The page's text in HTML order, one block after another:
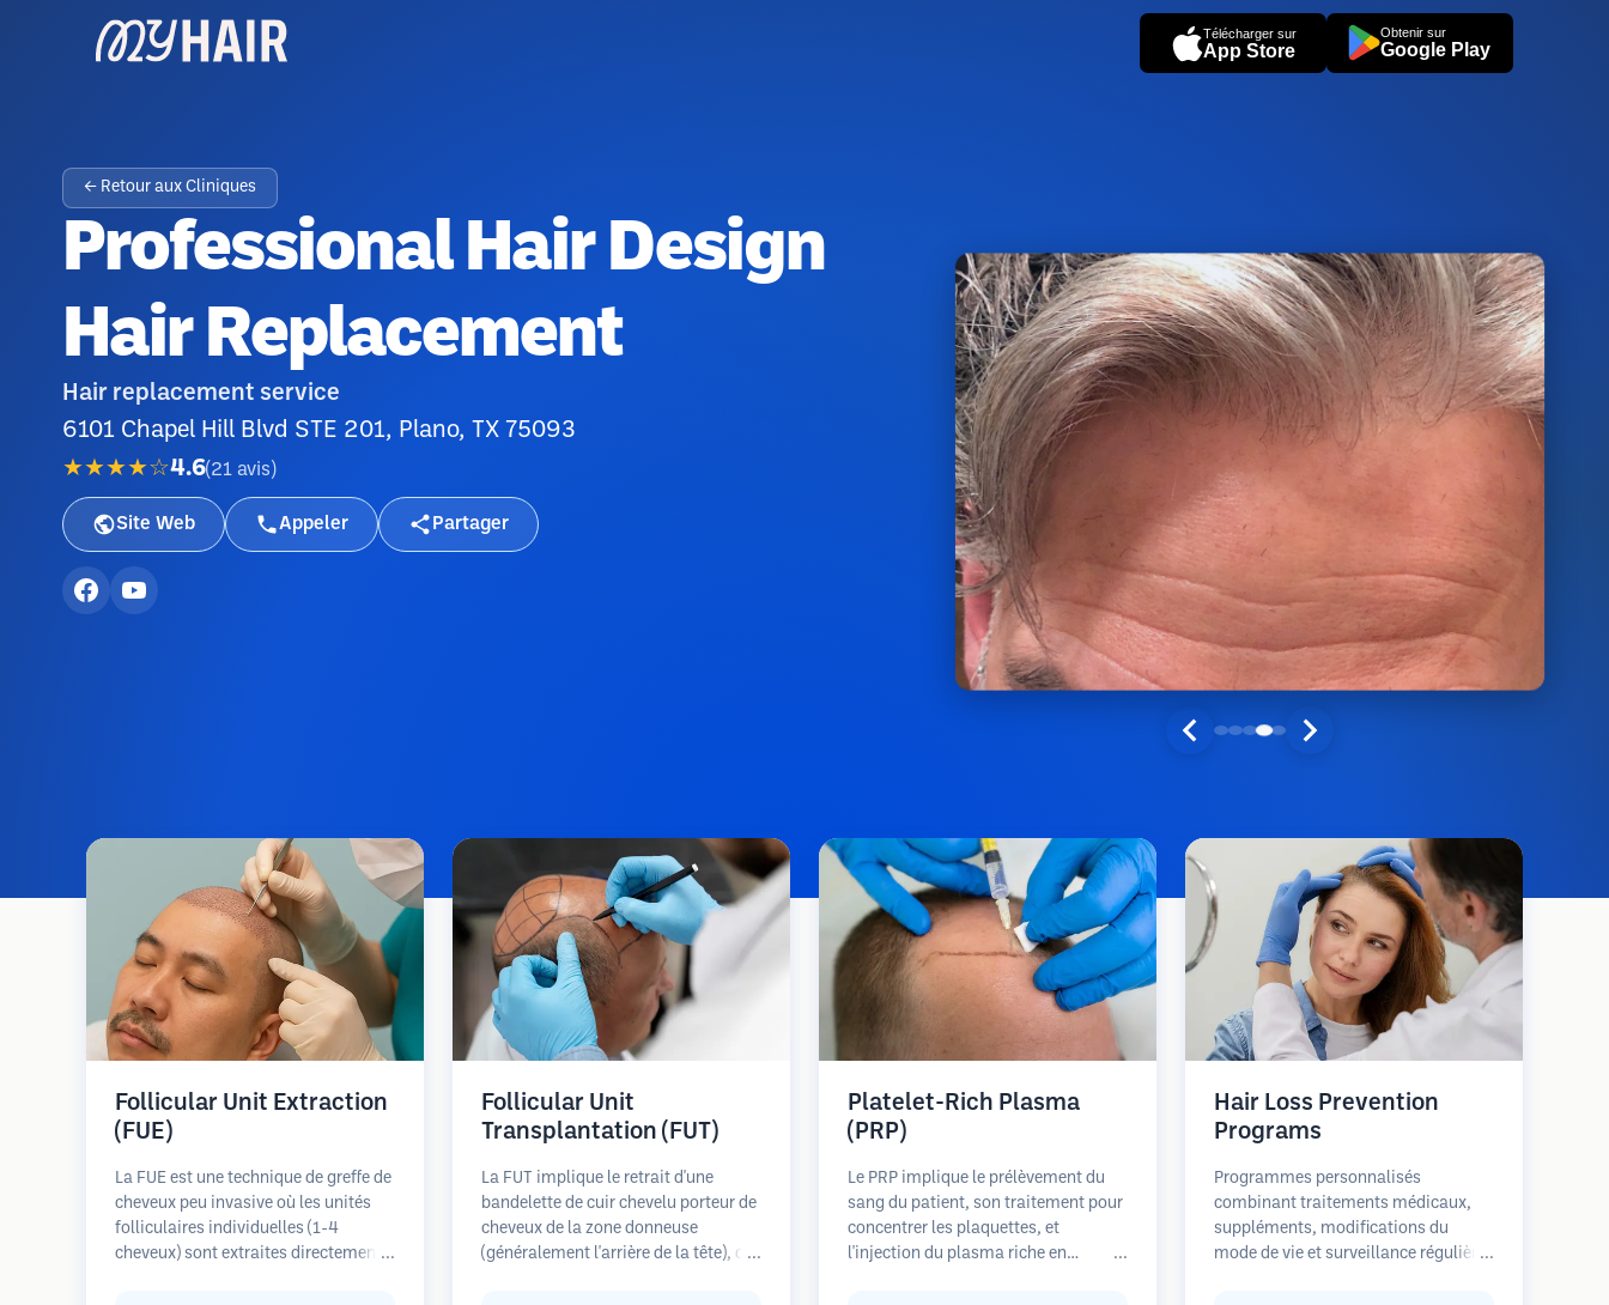
Télécharger sur
App Store
Obtenir sur
Google Play
← Retour aux Cliniques
Professional Hair Design
Hair Replacement
Hair replacement service
6101 Chapel Hill Blvd STE 201, Plano, TX 75093
★★★★☆4.6(21 avis )
Site Web Appeler Partager
Follicular Unit Extraction
(FUE)
La FUE est une technique de greffe de
cheveux peu invasive où les unités
folliculaires individuelles (1-4
cheveux) sont extraites directement
Follicular Unit
Transplantation (FUT)
La FUT implique le retrait d'une
bandelette de cuir chevelu porteur de
cheveux de la zone donneuse
(généralement l'arrière de la tête), qui
Platelet-Rich Plasma
(PRP)
Le PRP implique le prélèvement du
sang du patient, son traitement pour
concentrer les plaquettes, et
l'injection du plasma riche en
Hair Loss Prevention
Programs
Programmes personnalisés
combinant traitements médicaux,
suppléments, modifications du
mode de vie et surveillance régulière